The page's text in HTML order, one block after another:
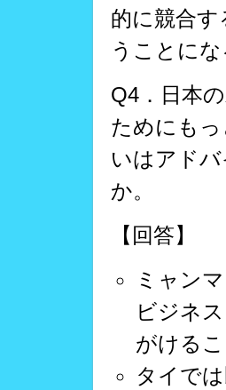
的に競合
うことに
Q4．日本
ためにも
いはアド
か。
【回答】
ミャン
ビジネ
がける
タイで